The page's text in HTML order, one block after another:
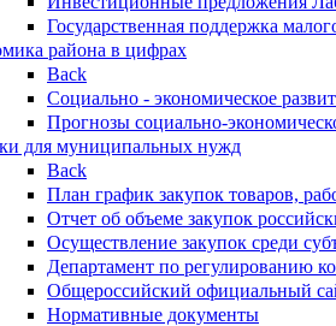
Государственная поддержка
района в цифрах
Back
Социально - экономическое
Прогнозы социально-
для муниципальных нужд
Back
План график закупок товаров,
Отчет об объеме закупок
Осуществление закупок среди
Департамент по регулированию
Общероссийский официальный
Нормативные документы